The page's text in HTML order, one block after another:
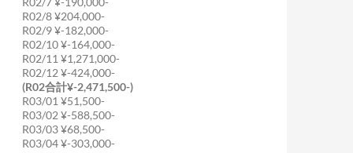
R02/8 ¥204,000-
R02/9 ¥-182,000-
R02/10 ¥-164,000-
R02/11 ¥1,271,000-
R02/12 ¥-424,000-
(R02合計¥-2,471,500-)
R03/01 ¥51,500-
R03/02 ¥-588,500-
R03/03 ¥68,500-
R03/04 ¥-303,000-